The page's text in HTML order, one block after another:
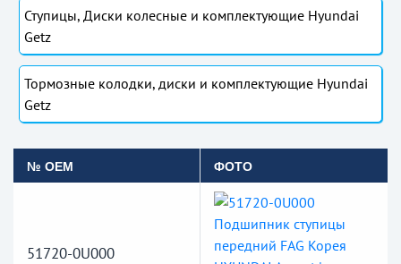
Ступицы, Диски колесные и комплектующие Hyundai
Getz
Тормозные колодки, диски и комплектующие Hyundai
Getz
№ OEM ФОТО
51720-0U000